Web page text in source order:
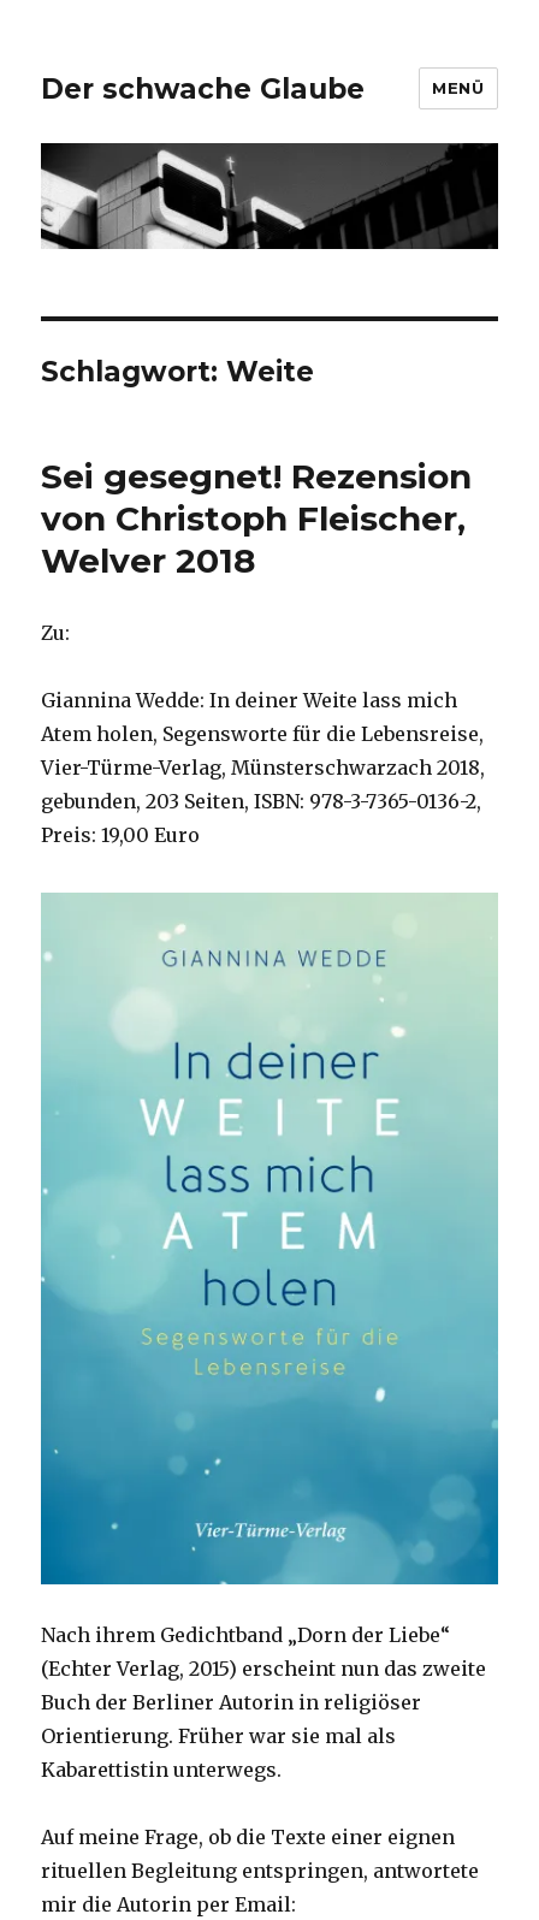
Der schwache Glaube MENÜ
Schlagwort:Weite
Sei gesegnet! Rezension
von Christoph Fleischer,
Welver 2018
Zu:
Giannina Wedde: In deiner Weite lass mich
Atem holen, Segensworte für die Lebensreise,
Vier-Türme-Verlag, Münsterschwarzach 2018,
gebunden, 203 Seiten, ISBN: 978-3-7365-0136-2,
Preis: 19,00 Euro
Nach ihrem Gedichtband „Dorn der Liebe“
(Echter Verlag, 2015) erscheint nun das zweite
Buch der Berliner Autorin in religiöser
Orientierung. Früher war sie mal als
Kabarettistin unterwegs.
Auf meine Frage, ob die Texte einer eignen
rituellen Begleitung entspringen, antwortete
mir die Autorin per Email: